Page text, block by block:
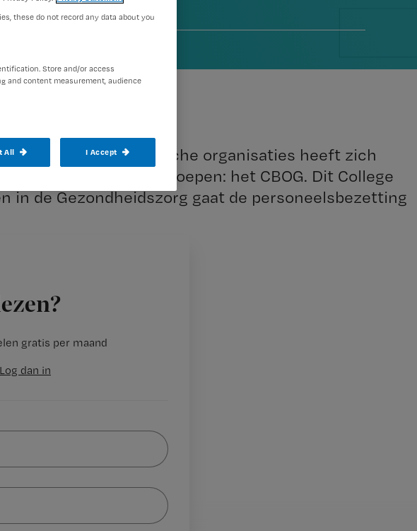
gratis per maand
Log dan in
en medische organisaties heeft zich
college voor zorgberoepen: het CBOG. Dit College
in de Gezondheidszorg gaat de personeelsbezetting
these do not record any data about you
Store and/or access
and content measurement, audience
All I Accept